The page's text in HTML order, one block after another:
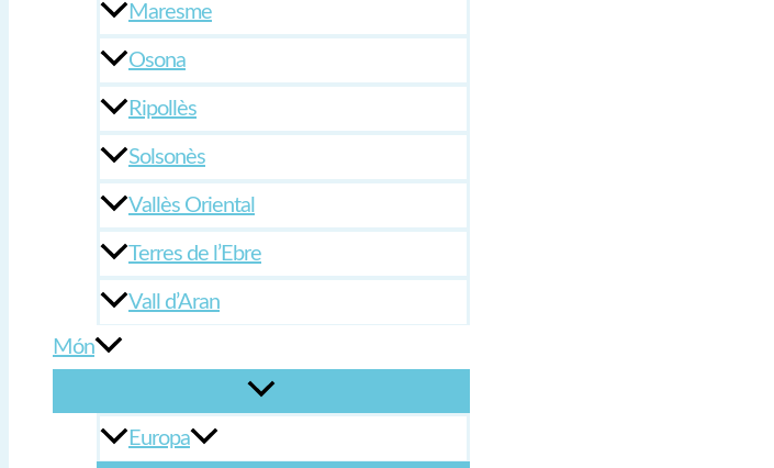
Maresme
Osona
Ripollès
Solsonès
Vallès Oriental
Terres de l’Ebre
Vall d’Aran
Món
Europa